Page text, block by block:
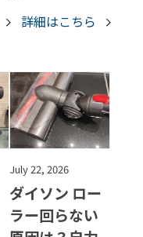
詳細はこちら
July 22, 2026
ダイソン ロー
ラー回らない